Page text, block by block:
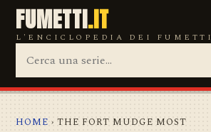
FUMETTI.IT
L'ENCICLOPEDIA DEI FUMETTI
HOME › THE FORT MUDGE MOST